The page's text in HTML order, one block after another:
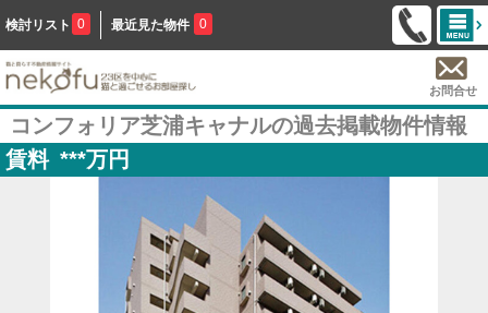
検討リスト 0 最近見た物件 0
お問合せ
コンフォリア芝浦キャナルの過去掲載物件情報
賃料 ***万円